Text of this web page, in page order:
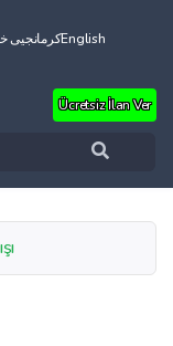
کرمانجییEnglish
Ücretsiz İlan Ver